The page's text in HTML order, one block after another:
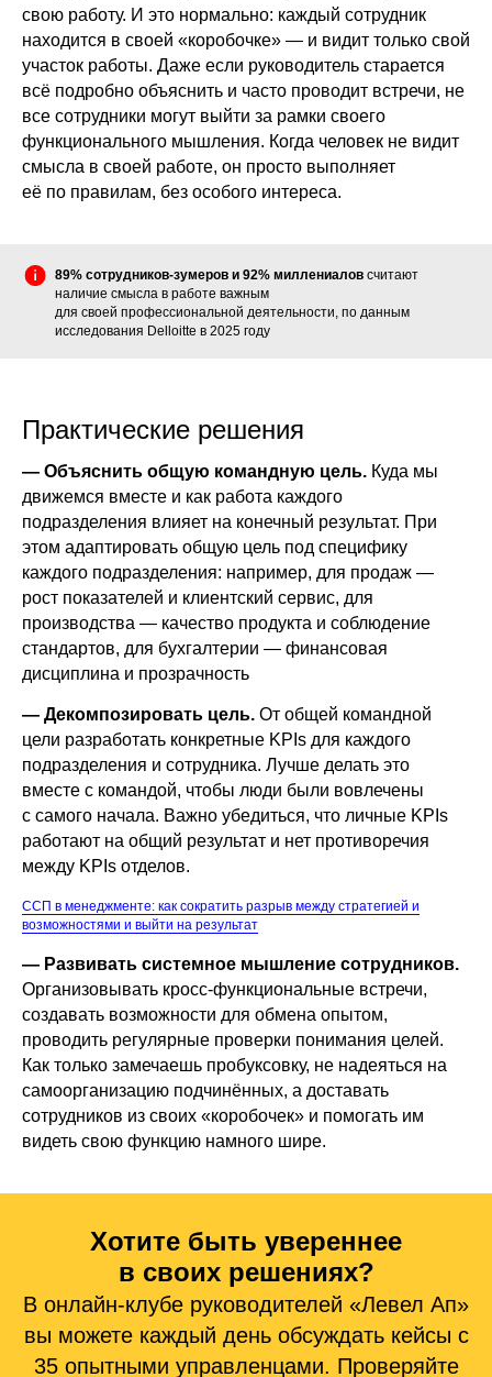
свою работу. И это нормально: каждый сотрудник
находится в своей «коробочке» — и видит только свой
участок работы. Даже если руководитель старается
всё подробно объяснить и часто проводит встречи, не
все сотрудники могут выйти за рамки своего
функционального мышления. Когда человек не видит
смысла в своей работе, он просто выполняет
её по правилам, без особого интереса.
89% сотрудников-зумеров и 92% миллениалов считают
наличие смысла в работе важным
для своей профессиональной деятельности, по данным
исследования Delloitte в 2025 году
Практические решения
— Объяснить общую командную цель. Куда мы
движемся вместе и как работа каждого
подразделения влияет на конечный результат. При
этом адаптировать общую цель под специфику
каждого подразделения: например, для продаж —
рост показателей и клиентский сервис, для
производства — качество продукта и соблюдение
стандартов, для бухгалтерии — финансовая
дисциплина и прозрачность
— Декомпозировать цель. От общей командной
цели разработать конкретные KPIs для каждого
подразделения и сотрудника. Лучше делать это
вместе с командой, чтобы люди были вовлечены
с самого начала. Важно убедиться, что личные KPIs
работают на общий результат и нет противоречия
между KPIs отделов.
ССП в менеджменте: как сократить разрыв между стратегией и
возможностями и выйти на результат
— Развивать системное мышление сотрудников.
Организовывать кросс-функциональные встречи,
создавать возможности для обмена опытом,
проводить регулярные проверки понимания целей.
Как только замечаешь пробуксовку, не надеяться на
самоорганизацию подчинённых, а доставать
сотрудников из своих «коробочек» и помогать им
видеть свою функцию намного шире.
Хотите быть увереннее
в своих решениях?
В онлайн-клубе руководителей «Левел Ап»
вы можете каждый день обсуждать кейсы с
35 опытными управленцами. Проверяйте